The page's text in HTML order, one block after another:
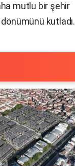
mutlu bir şehir
kutladı.